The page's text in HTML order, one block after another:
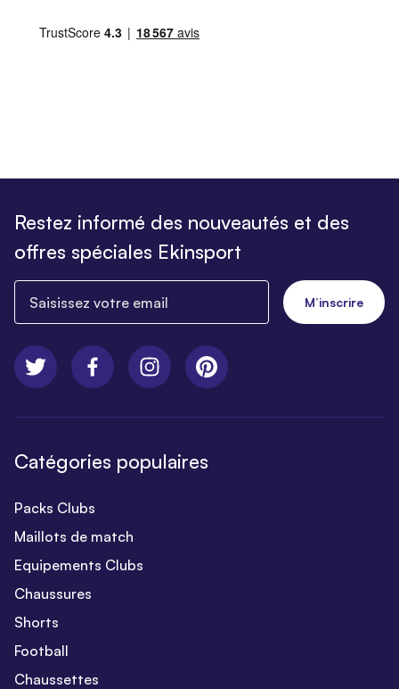
Restez informé des nouveautés et des
offres spéciales Ekinsport
M’inscrire
Catégories populaires
Packs Clubs
Maillots de match
Equipements Clubs
Chaussures
Shorts
Football
Chaussettes